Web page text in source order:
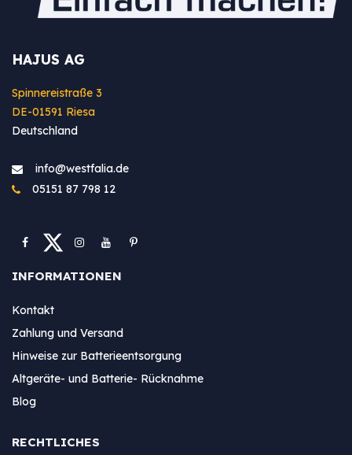
HAJUS AG
Spinnereistraße 3
DE-01591 Riesa
Deutschland
info@westfa​lia.de
05151 87 798 12
INFORMATIONEN
Kontakt
Zahlung und Versand
Hinweise zur Batterieentsorgung
Altgeräte- und Batterie- Rücknahme
Blog
RECHTLICHES